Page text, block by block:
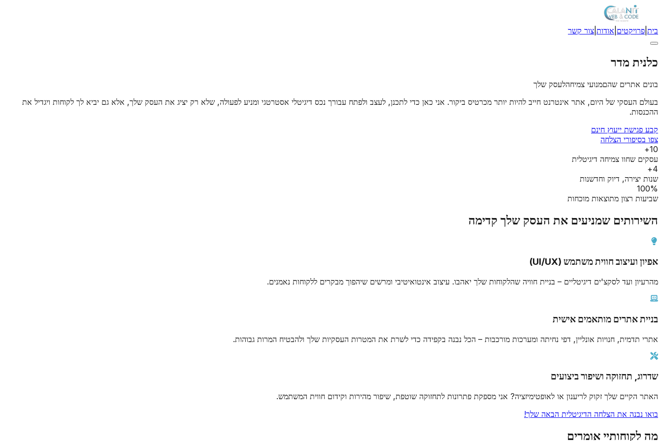
בית פרויקטים אודות צור קשר
כלנית מדר
בונים אתרים שהםמנועי צמיחהלעסק שלך
בעולם העסקי של היום, אתר אינטרנט חייב להיות יותר מכרטיס ביקור. אני כאן כדי לתכנן, לעצב ולפתח עבורך נכס דיגיטלי אסטרטגי ומניע לפעולה, שלא רק יציג את העסק שלך, אלא גם יביא לך לקוחות ויגדיל את
ההכנסות.
קבע פגישת ייעוץ חינם
צפו בסיפורי הצלחה
10+
עסקים שחוו צמיחה דיגיטלית
4+
שנות יצירה, דיוק וחדשנות
100%
שביעות רצון מתוצאות מוכחות
השירותים שמניעים את העסק שלך קדימה
אפיון ועיצוב חווית משתמש (UI/UX)
מהרעיון ועד לסקצ'ים דיגיטליים – בניית חוויה שהלקוחות שלך יאהבו. עיצוב אינטואיטיבי ומרשים שיהפוך מבקרים ללקוחות נאמנים.
בניית אתרים מותאמים אישית
אתרי תדמית, חנויות אונליין, דפי נחיתה ומערכות מורכבות – הכל נבנה בקפידה כדי לשרת את המטרות העסקיות שלך ולהבטיח המרות גבוהות.
שדרוג, תחזוקה ושיפור ביצועים
האתר הקיים שלך זקוק לריענון או לאופטימיזציה? אני מספקת פתרונות לתחזוקה שוטפת, שיפור מהירות וקידום חווית המשתמש.
בואו נבנה את הצלחה הדיגיטלית הבאה שלך!
מה לקוחותיי אומרים